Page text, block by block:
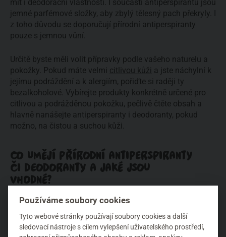
mít i deodorační vlastnosti. I součástí antiperspirantů jsou
jemné parfémové složky, aby zbylý tělesný pach překryly. I
z toho důvodu se doporučují přírodní antiperspiranty
pouze s jemnou vůní.
Určitě byste měli volit přípravky podle vašeho naturelu a
pokožky. Pokud máte velmi citlivou kůži a jste náchylní k
jejímu podráždění a k alergiím, pořiďte si raději ty
bezalkoholové. Vybírejte produkty konkrétně určené pro
citlivou a podrážděnou pokožku, pečlivě čtěte obsah a
hlavně nanášejte antiperspiranty i deodoranty, pokud
možno, na čistou a suchou kůži.
CO UMĚJÍ PŘÍRODNÍ ANTIPERSPIRANTY
ČI DEODORANTY A JAKÉ JSOU
VHODNÉ?
Jak už jsem zmínila, přírodní deodoranty ani
antiperspiranty v sobě nemají parabeny, hliník ani
syntetické konzervační látky, které by vám podráždily
pokožku a uzavřely póry, jimiž se uvolňují škodlivé látky z
Používáme soubory cookies
Tyto webové stránky používají soubory cookies a další
sledovací nástroje s cílem vylepšení uživatelského prostředí,